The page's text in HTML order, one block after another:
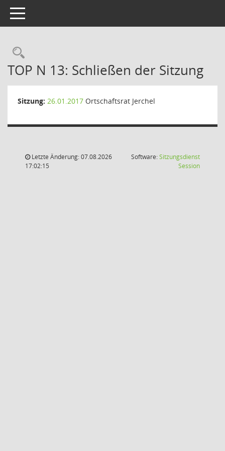
Toggle navigation
Rechercheauswahl
TOP N 13: Schließen der Sitzung
Sitzung: 26.01.2017 Ortschaftsrat Jerchel
Letzte Änderung: 07.08.2026
17:02:15
Software:Sitzungsdienst
Session(Wird in